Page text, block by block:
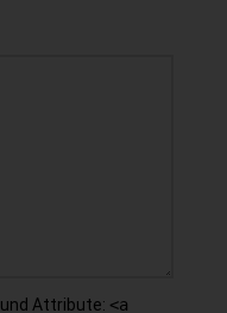
Attribute: <a